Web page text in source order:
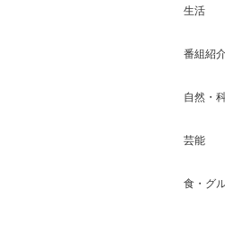
生活
番組紹
自然・
芸能
食・グ